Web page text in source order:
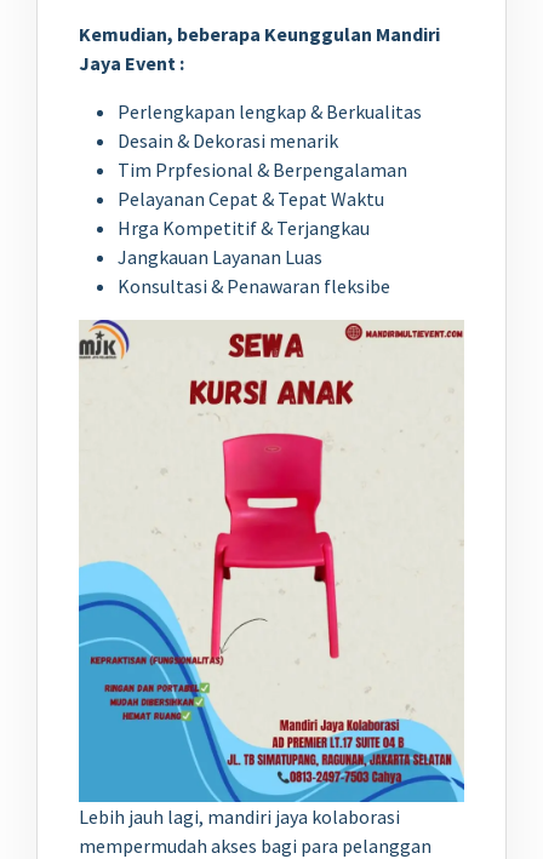
Kemudian, beberapa Keunggulan Mandiri
Jaya Event :
Perlengkapan lengkap & Berkualitas
Desain & Dekorasi menarik
Tim Prpfesional & Berpengalaman
Pelayanan Cepat & Tepat Waktu
Hrga Kompetitif & Terjangkau
Jangkauan Layanan Luas
Konsultasi & Penawaran fleksibe
Lebih jauh lagi, mandiri jaya kolaborasi
mempermudah akses bagi para pelanggan